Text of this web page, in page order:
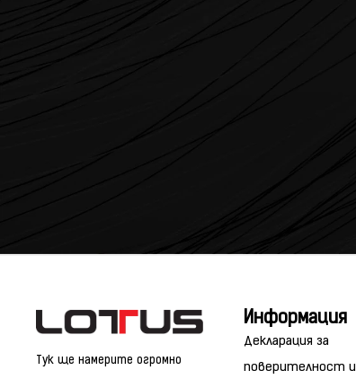
Тук ще намерите огромно
Информация
Декларация за
поверителност и